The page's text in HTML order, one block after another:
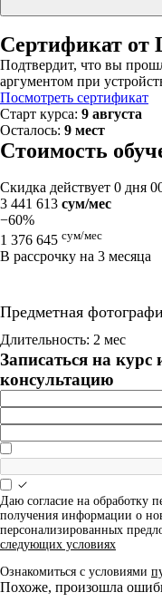
Сертификат от
Подтвердит, что вы
аргументом при
Посмотреть сертификат
Старт курса: 9 августа
Осталось: 9 мест
Стоимость
Скидка действует 0 дня
3 441 613 сум/мес
−60%
1 376 645 сум/мес
В рассрочку на 3 месяца
Предметная
Длительность: 2 мес
Записаться на
консультацию
Даю согласие на обработку
получения информации о
персонализированных
следующих условиях
Ознакомиться с условиями
Похоже, произошла